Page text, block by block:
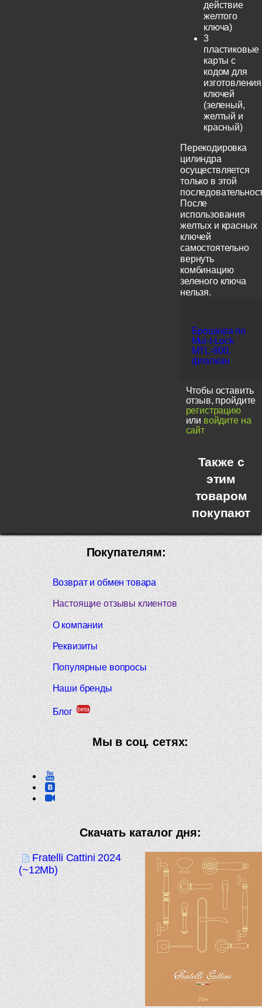
действие
желтого
ключа)
3
пластиковые
карты с
кодом для
изготовления
ключей
(зеленый,
желтый и
красный)
Перекодировка
цилиндра
осуществляется
только в этой
После
использования
желтых и красных
ключей
самостоятельно
вернуть
комбинацию
зеленого ключа
нельзя.
Брошюра по
Mul-t-Lock
MTL-800,
флагман
Чтобы оставить
отзыв, пройдите
регистрацию
или войдите на
сайт
Также с
этим
товаром
покупают
Покупателям:
Возврат и обмен товара
Настоящие отзывы клиентов
О компании
Реквизиты
Популярные вопросы
Наши бренды
Блог beta
Мы в соц. сетях:
Скачать каталог дня:
Fratelli Cattini 2024
(~12Mb)